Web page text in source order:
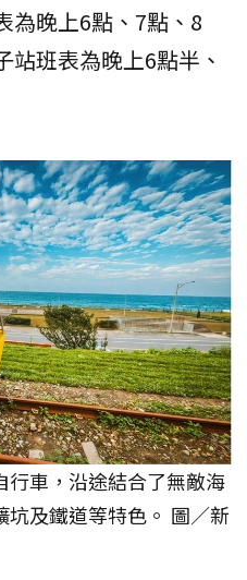
為晚上6點、7點、8
站班表為晚上6點半、
行車，沿途結合了無敵海
及鐵道等特色。 圖／新